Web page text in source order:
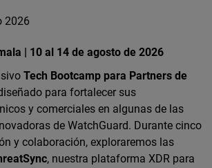
2026
| 10 al 14 de agosto de 2026
Tech Bootcamp para Partners de
para fortalecer sus
y comerciales en algunas de las
de WatchGuard. Durante cinco
y colaboración, exploraremos las
, nuestra plataforma XDR para